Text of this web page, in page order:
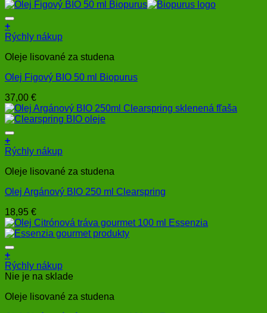
+
Rýchly nákup
Oleje lisované za studena
Olej Figový BIO 50 ml Biopurus
37,00 €
+
Rýchly nákup
Oleje lisované za studena
Olej Argánový BIO 250 ml Clearspring
18,95 €
+
Rýchly nákup
Nie je na sklade
Oleje lisované za studena